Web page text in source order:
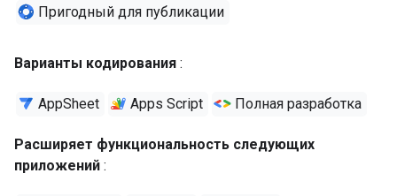
Пригодный для публикации
Варианты кодирования :
AppSheet Apps Script Полная разработка
Расширяет функциональность следующих
приложений :